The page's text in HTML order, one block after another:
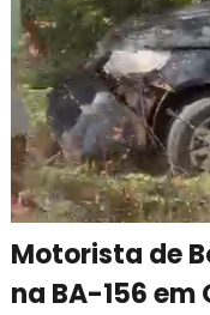
Motorista de
na BA-156 em